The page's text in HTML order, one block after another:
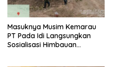
Masuknya Musim Kemarau
PT Pada Idi Langsungkan
Sosialisasi Himbauan